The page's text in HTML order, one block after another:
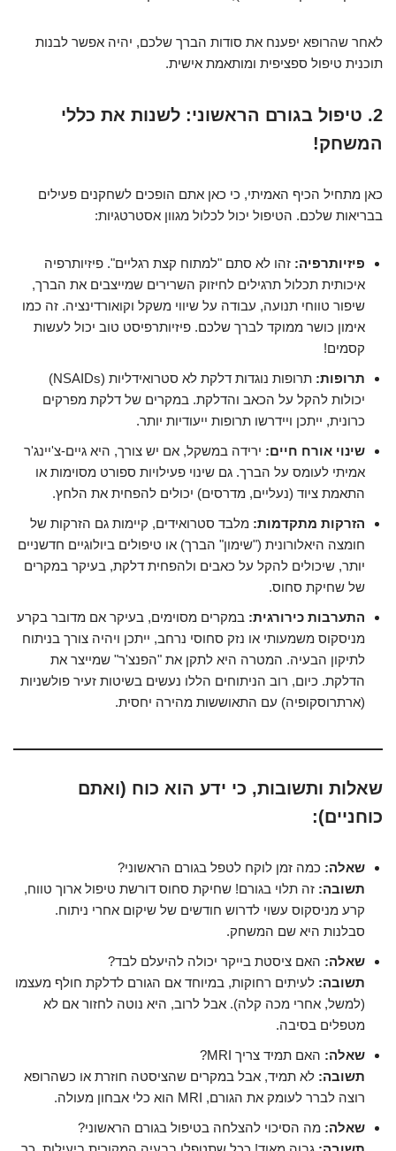
לאחר שהרופא יפענח את סודות הברך שלכם, יהיה אפשר לבנות
תוכנית טיפול ספציפית ומותאמת אישית.
2. טיפול בגורם הראשוני: לשנות את כללי
המשחק!
כאן מתחיל הכיף האמיתי, כי כאן אתם הופכים לשחקנים פעילים
בבריאות שלכם. הטיפול יכול לכלול מגוון אסטרטגיות:
פיזיותרפיה: זהו לא סתם "למתוח קצת רגליים". פיזיותרפיה
איכותית תכלול תרגילים לחיזוק השרירים שמייצבים את הברך,
שיפור טווחי תנועה, עבודה על שיווי משקל וקואורדינציה. זה כמו
אימון כושר ממוקד לברך שלכם. פיזיותרפיסט טוב יכול לעשות
קסמים!
תרופות:
תרופות נוגדות דלקת לא סטרואידליות (NSAIDs)
יכולות להקל על הכאב והדלקת. במקרים של דלקת מפרקים
כרונית, ייתכן ויידרשו תרופות ייעודיות יותר.
שינוי אורח חיים: ירידה במשקל, אם יש צורך, היא גיים-צ'יינג'ר
אמיתי לעומס על הברך. גם שינוי פעילויות ספורט מסוימות או
התאמת ציוד (נעליים, מדרסים) יכולים להפחית את הלחץ.
הזרקות מתקדמות: מלבד סטרואידים, קיימות גם הזרקות של
חומצה היאלורונית ("שימון" הברך) או טיפולים ביולוגיים חדשניים
יותר, שיכולים להקל על כאבים ולהפחית דלקת, בעיקר במקרים
של שחיקת סחוס.
התערבות כירורגית: במקרים מסוימים, בעיקר אם מדובר בקרע
מניסקוס משמעותי או נזק סחוסי נרחב, ייתכן ויהיה צורך בניתוח
לתיקון הבעיה. המטרה היא לתקן את "הפנצ'ר" שמייצר את
הדלקת. כיום, רוב הניתוחים הללו נעשים בשיטות זעיר פולשניות
(ארתרוסקופיה) עם התאוששות מהירה יחסית.
שאלות ותשובות, כי ידע הוא כוח (ואתם
כוחניים):
שאלה: כמה זמן לוקח לטפל בגורם הראשוני?
תשובה: זה תלוי בגורם! שחיקת סחוס דורשת טיפול ארוך טווח,
קרע מניסקוס עשוי לדרוש חודשים של שיקום אחרי ניתוח.
סבלנות היא שם המשחק.
שאלה: האם ציסטת בייקר יכולה להיעלם לבד?
תשובה: לעיתים רחוקות, במיוחד אם הגורם לדלקת חולף מעצמו
(למשל, אחרי מכה קלה). אבל לרוב, היא נוטה לחזור אם לא
מטפלים בסיבה.
שאלה: האם תמיד צריך MRI?
תשובה: לא תמיד, אבל במקרים שהציסטה חוזרת או כשהרופא
רוצה לברר לעומק את הגורם, MRI הוא כלי אבחון מעולה.
שאלה: מה הסיכוי להצלחה בטיפול בגורם הראשוני?